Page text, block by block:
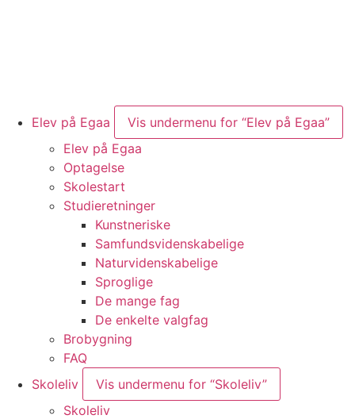
Elev på Egaa
Vis undermenu for “Elev på Egaa”
Elev på Egaa
Optagelse
Skolestart
Studieretninger
Kunstneriske
Samfundsvidenskabelige
Naturvidenskabelige
Sproglige
De mange fag
De enkelte valgfag
Brobygning
FAQ
Skoleliv
Vis undermenu for “Skoleliv”
Skoleliv